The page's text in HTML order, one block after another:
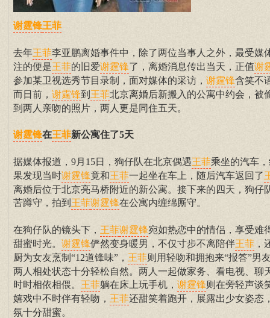
谢霆锋王菲
去年王菲李亚鹏离婚事件中，除了两位当事人之外，最受媒
注的便是王菲的旧爱谢霆锋了，离婚消息传出当天，正值谢
参加某卫视选秀节目录制，面对媒体的采访， 谢霆锋含笑不
而日前， 谢霆锋到 王菲北京离婚后新搬入的公寓中约会，被
到两人亲吻的照片，两人更是同住五天。
谢霆锋在王菲新公寓住了5天
据媒体报道，9月15日，狗仔队在北京偶遇王菲乘坐的汽车
果发现当时谢霆锋竟和王菲一起坐在车上，随后汽车返回了
离婚后位于北京亮马桥附近的新公寓。接下来的四天，狗仔
苦蹲守，拍到 王菲谢霆锋在公寓内缠绵厮守。
在狗仔队的镜头下， 王菲谢霆锋宛如热恋中的情侣，享受难
甜蜜时光。 谢霆锋俨然变身暖男，不仅寸步不离陪伴王菲 ，
厨为女友烹制“12道锋味”， 王菲则用轻吻和拥抱来“报答”男
两人相处状态十分轻松自然。两人一起做家务、看电视、聊
时时相依相偎。 王菲躺在床上玩手机， 谢霆锋则在旁轻声谈
嬉戏中不时伴有轻吻， 王菲还甜笑着跑开，展露出少女姿态
氛十分甜蜜。